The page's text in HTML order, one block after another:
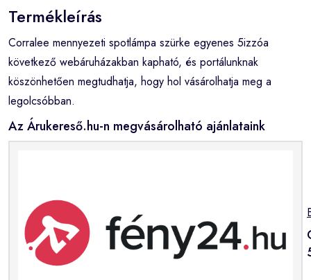
Termékleírás
Corralee mennyezeti spotlámpa szürke egyenes 5izzóa
következő webáruházakban kapható, és portálunknak
köszönhetően megtudhatja, hogy hol vásárolhatja meg a
legolcsóbban.
Az Árukereső.hu-n megvásárolható ajánlataink